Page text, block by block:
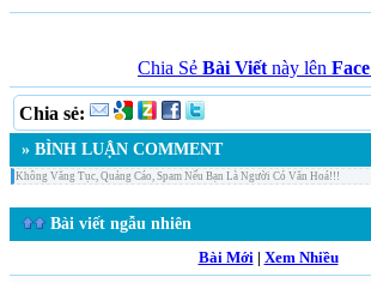
Chia Sẻ Bài Viết này lên Face
Chia sẻ:
» BÌNH LUẬN COMMENT
Không Văng Tục, Quảng Cáo, Spam Nếu Bạn Là Người Có Văn Hoá!!!
Bài viết ngẫu nhiên
Bài Mới| Xem Nhiều